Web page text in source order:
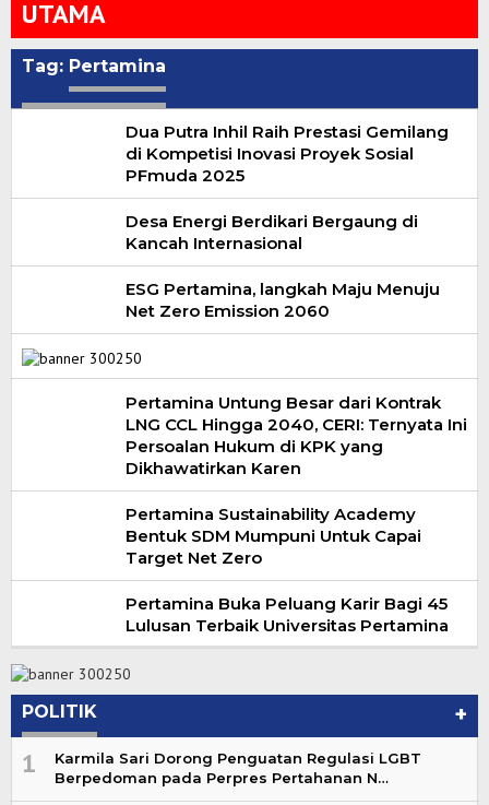
UTAMA
Tag: Pertamina
Dua Putra Inhil Raih Prestasi Gemilang
di Kompetisi Inovasi Proyek Sosial
PFmuda 2025
Desa Energi Berdikari Bergaung di
Kancah Internasional
ESG Pertamina, langkah Maju Menuju
Net Zero Emission 2060
Pertamina Untung Besar dari Kontrak
LNG CCL Hingga 2040, CERI: Ternyata Ini
Persoalan Hukum di KPK yang
Dikhawatirkan Karen
Pertamina Sustainability Academy
Bentuk SDM Mumpuni Untuk Capai
Target Net Zero
Pertamina Buka Peluang Karir Bagi 45
Lulusan Terbaik Universitas Pertamina
POLITIK +
1
Karmila Sari Dorong Penguatan Regulasi LGBT
Berpedoman pada Perpres Pertahanan N…